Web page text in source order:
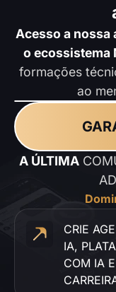
Acesso a nossa
o ecossistema
formações
ao
A ÚLTIMA
CRIE
IA,
COM IA